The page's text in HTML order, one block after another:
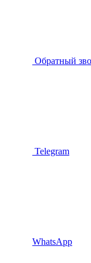
Обратный
Telegram
WhatsApp